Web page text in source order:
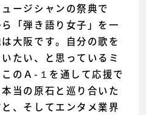
ージシャンの祭典で
「弾き語り女子」を一
大阪です。自分の歌を
たい、と思っているミ
のＡ-１を通して応援で
当の原石と巡り合いた
、そしてエンタメ業界